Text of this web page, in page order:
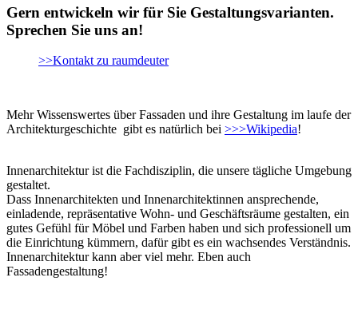
Gern entwickeln wir für Sie Gestaltungsvarianten.
Sprechen Sie uns an!
>>Kontakt zu raumdeuter
Mehr Wissenswertes über Fassaden und ihre Gestaltung im laufe der
Architekturgeschichte gibt es natürlich bei >>>Wikipedia!
Innenarchitektur ist die Fachdisziplin, die unsere tägliche Umgebung
gestaltet.
Dass Innenarchitekten und Innenarchitektinnen ansprechende,
einladende, repräsentative Wohn- und Geschäftsräume gestalten, ein
gutes Gefühl für Möbel und Farben haben und sich professionell um
die Einrichtung kümmern, dafür gibt es ein wachsendes Verständnis.
Innenarchitektur kann aber viel mehr. Eben auch
Fassadengestaltung!